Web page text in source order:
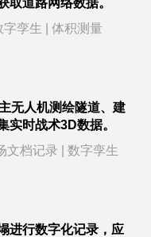
取道路网络数据。
孪生 | 体积测量
无人机测绘隧道、建
实时战术3D数据。
文档记录 | 数字孪生
进行数字化记录，应